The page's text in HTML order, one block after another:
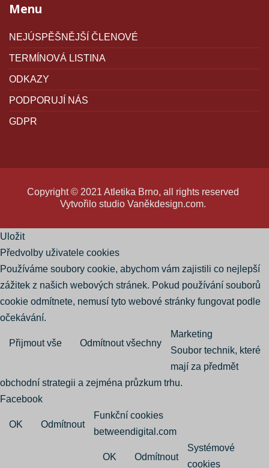
Menu
NEJÚSPĚŠNĚJŠÍ ČLENOVÉ
TERMÍNOVÁ LISTINA
ODKAZY
PODPORUJÍ NÁS
GDPR
Copyright © 2021 Atletika Brno, all rights reserved
Vytvořilo studioVaněkdesign.com.
Uložit
Předvolby uživatele cookies
Používáme soubory cookie, abychom vám zajistili co nejlepší
zážitek z našich webových stránek. Pokud používání souborů
cookie odmítnete, nemusí tyto webové stránky fungovat podle
očekávání.
Přijmout vše Odmítnout všechny
Marketing
Soubor technik, které
mají za předmět
obchodní strategii a zejména průzkum trhu.
Facebook
OK Odmítnout
Funkční cookies
betweendigital.com
OK Odmítnout
Systémové
cookies